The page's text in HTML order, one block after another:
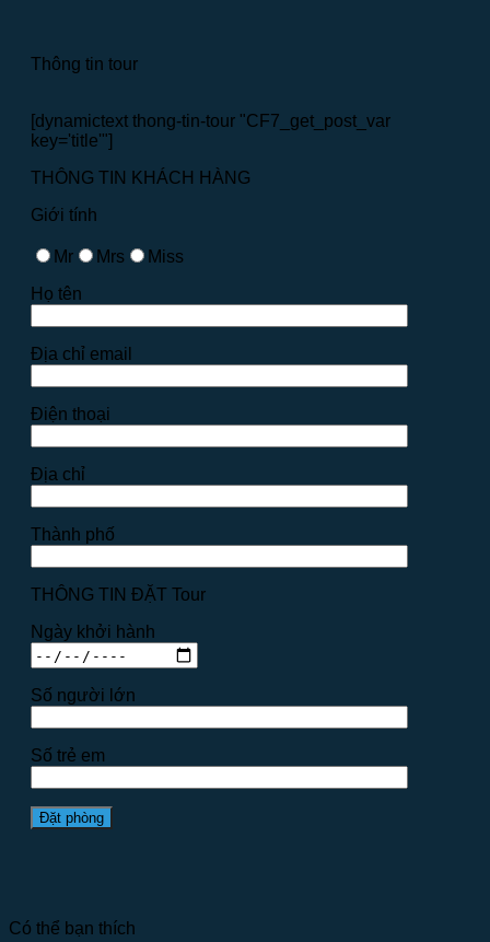
Thông tin tour
[dynamictext thong-tin-tour "CF7_get_post_var
key='title'"]
THÔNG TIN KHÁCH HÀNG
Giới tính
Mr Mrs
Miss
Họ tên
Địa chỉ email
Điện thoại
Địa chỉ
Thành phố
THÔNG TIN ĐẶT Tour
Ngày khởi hành
Số người lớn
Số trẻ em
Có thể bạn thích